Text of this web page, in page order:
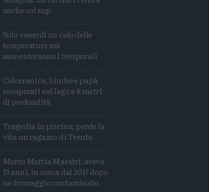
Condividi
Condividi
TwitterCondividi
Mail
anche col sup
Solo venerdì un calo delle
temperature ma
aumenteranno i temporali
Calceranica, bimbo e papà
recuperati nel lago a 8 metri
di profondità
Tragedia in piscina: perde la
vita un ragazzo di Trento
Morto Mattia Maestri: aveva
13 anni, in coma dal 2017 dopo
un formaggio contaminato